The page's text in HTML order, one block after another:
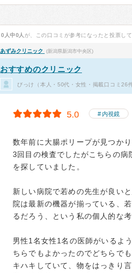
0人中0人 が、この口コミが参考になったと投票して
あずみクリニック (新潟県新潟市中央区)
おすすめのクリニック
びっけ（本人・50代・女性・掲載口コミ26件
5.0 内視鏡
数年前に大腸ポリープが見つか
3回目の検査でしたがこちらの
を探していました。
新しい病院で若めの先生が良い
院は最新の機器が揃っている、
るだろう、という私の個人的な
男性1名女性1名の医師がいるよ
ちらでもよかったのでどちらで
キハキしていて、物をはっきり